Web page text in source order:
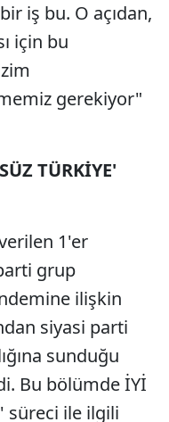
iş bu. O açıdan,
için bu
gerekiyor"
TÜRKİYE'
1'er
grup
ilişkin
siyasi parti
sunduğu
Bu bölümde İYİ
süreci ile ilgili